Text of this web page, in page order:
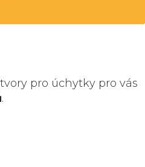
pro úchytky pro vás
.